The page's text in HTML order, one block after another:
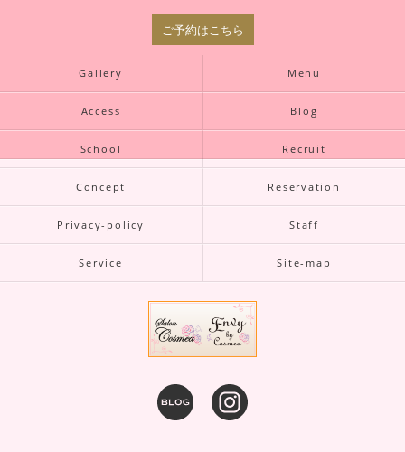
ご予約はこちら
Gallery Menu
Access Blog
School Recruit
Concept Reservation
Privacy-policy Staff
Service Site-map